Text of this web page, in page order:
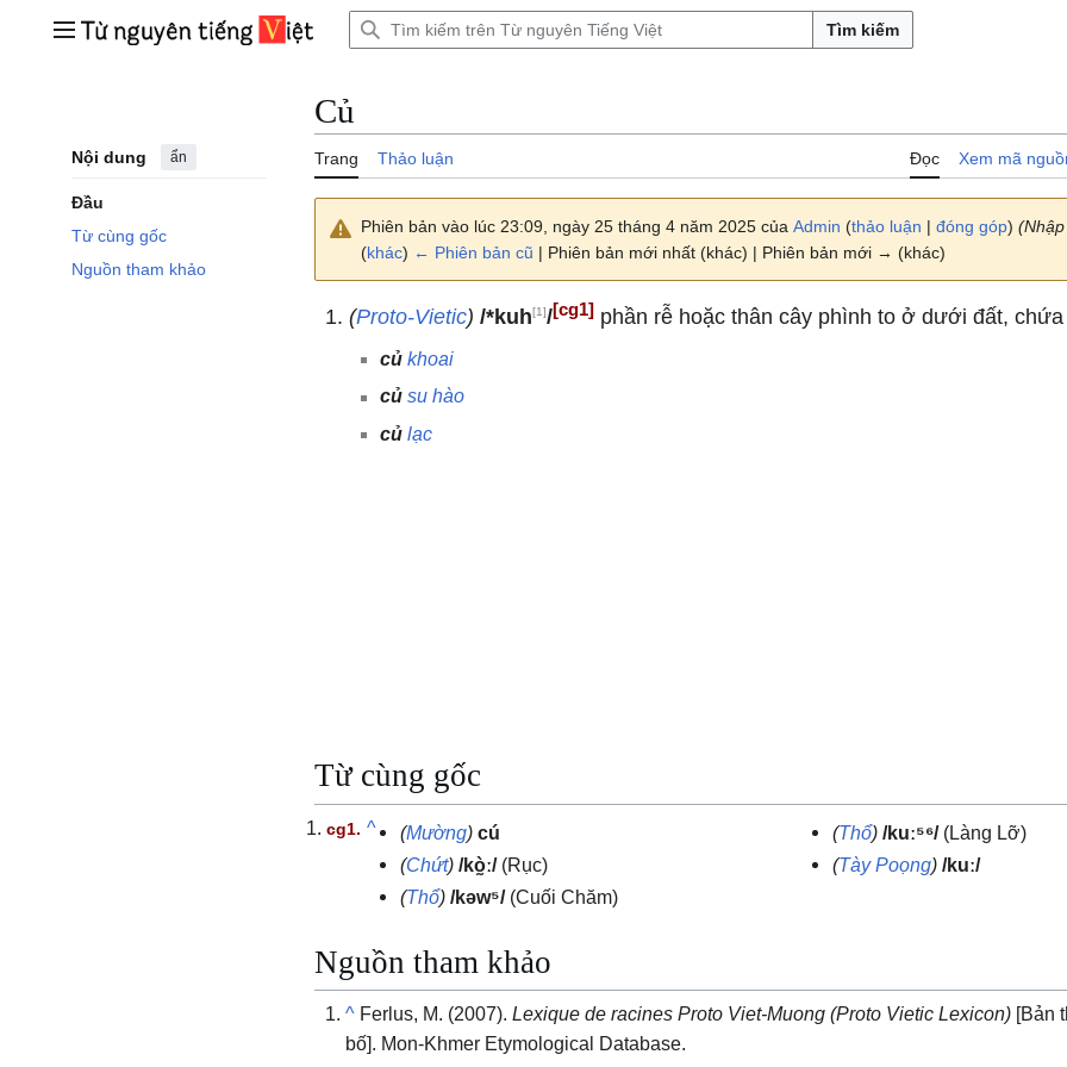
Trình đơn chính Tìm kiếm
Nội dung ẩn
Đầu
Từ cùng gốc
Nguồn tham khảo
Củ
Trang Thảo luận Đọc Xem mã
Phiên bản vào lúc 23:09, ngày 25 tháng 4 năm 2025 của Admin (thảo luận | đóng góp)
(khác) ← Phiên bản cũ | Phiên bản mới nhất (khác) | Phiên bản mới → (khác)
(Proto-Vietic) /*kuh[1]/[cg1] phần rễ hoặc thân cây phình to ở dưới đất,
củ khoai
củ su hào
củ lạc
Từ cùng gốc
^ (Mường) cú
(Chứt) /kò̰ː/(Rục)
(Thổ) /kəw⁵/(Cuối Chăm)
(Thổ) /kuː⁵⁶/(Làng Lỡ)
(Tày Poọng) /kuː/
Nguồn tham khảo
^ Ferlus, M. (2007).Lexique de racines Proto Viet-Muong (Proto Vietic Lexicon) [Bản
bố]. Mon-Khmer Etymological Database.